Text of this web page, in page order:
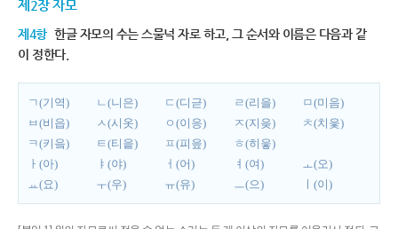
제2장 자모
제4항 한글 자모의 수는 스물넉 자로 하고, 그 순서와 이름은 다음과 같
이 정한다.
ㄱ(기역) ㄴ(니은) ㄷ(디귿) ㄹ(리을)
ㅁ(미음)
ㅂ(비읍)
ㅅ(시옷) ㅇ(이응) ㅈ(지읒)
ㅊ(치읓)
ㅋ(키읔)
ㅌ(티읕) ㅍ(피읖)
ㅎ(히읗)
ㅏ(아)
ㅑ(야) ㅓ(어) ㅕ(여)
ㅗ(오)
ㅛ(요)
ㅜ(우) ㅠ(유) ㅡ(으) ㅣ(이)